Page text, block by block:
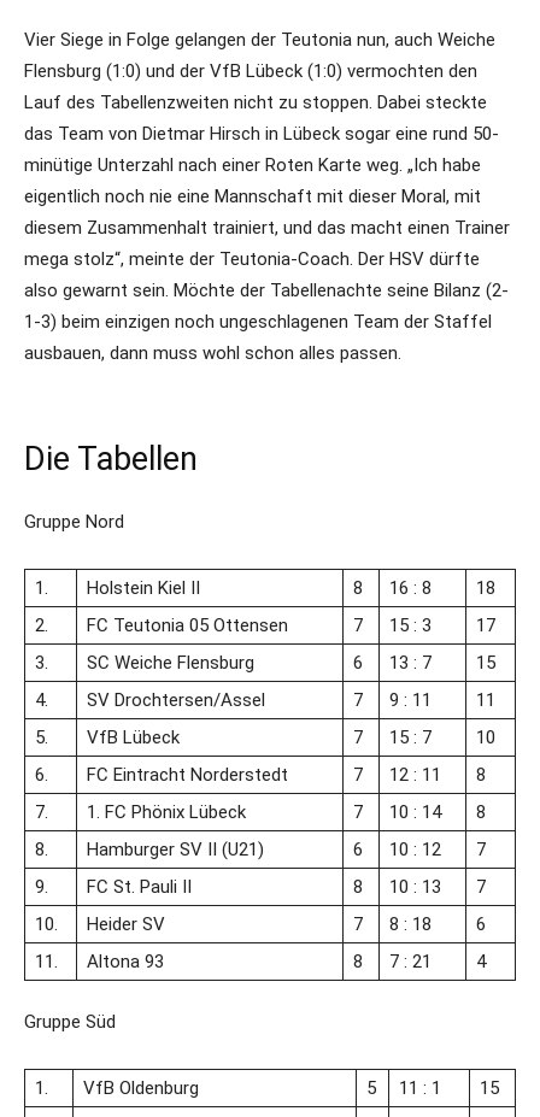
Vier Siege in Folge gelangen der Teutonia nun, auch Weiche
Flensburg (1:0) und der VfB Lübeck (1:0) vermochten den
Lauf des Tabellenzweiten nicht zu stoppen. Dabei steckte
das Team von Dietmar Hirsch in Lübeck sogar eine rund 50-
minütige Unterzahl nach einer Roten Karte weg. „Ich habe
eigentlich noch nie eine Mannschaft mit dieser Moral, mit
diesem Zusammenhalt trainiert, und das macht einen Trainer
mega stolz“, meinte der Teutonia-Coach. Der HSV dürfte
also gewarnt sein. Möchte der Tabellenachte seine Bilanz (2-
1-3) beim einzigen noch ungeschlagenen Team der Staffel
ausbauen, dann muss wohl schon alles passen.
Die Tabellen
Gruppe Nord
1. Holstein Kiel II 8 16 : 8
18
2.
FC Teutonia 05 Ottensen 7 15 : 3
17
3.
SC Weiche Flensburg 6 13 : 7
15
4.
SV Drochtersen/​Assel 7 9 : 11
11
5.
VfB Lübeck 7 15 : 7
10
6.
FC Eintracht Norderstedt 7 12 : 11
8
7.
1. FC Phönix Lübeck 7 10 : 14
8
8.
Hamburger SV II (U21) 6 10 : 12
7
9.
FC St. Pauli II 8 10 : 13
7
10.
Heider SV 7 8 : 18
6
11.
Altona 93 8 7 : 21 4
Gruppe Süd
1. VfB Oldenburg 5 11 : 1
15